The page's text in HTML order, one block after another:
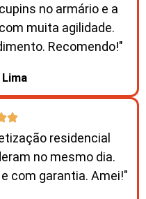
no armário e a
muita agilidade.
Recomendo!"
residencial
no mesmo dia.
com garantia. Amei!"